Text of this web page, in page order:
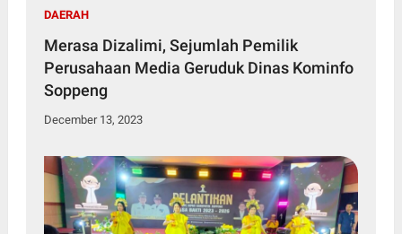
DAERAH
Merasa Dizalimi, Sejumlah Pemilik
Perusahaan Media Geruduk Dinas Kominfo
Soppeng
December 13, 2023